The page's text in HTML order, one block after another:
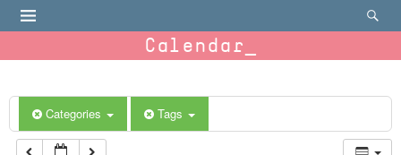
Calendar
Categories Tags
6:00 am